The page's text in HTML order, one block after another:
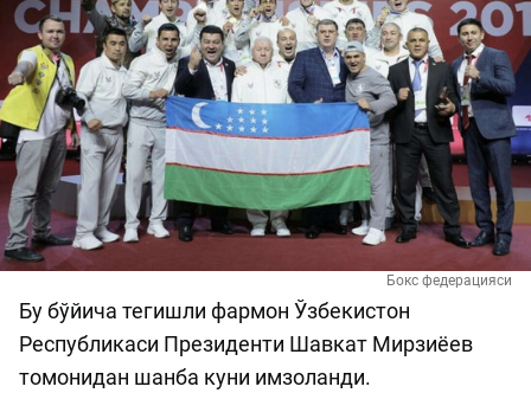
Бокс федерацияси
Бу бўйича тегишли фармон Ўзбекистон
Республикаси Президенти Шавкат Мирзиёев
томонидан шанба куни имзоланди.